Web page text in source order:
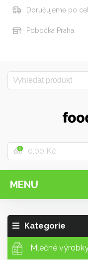
Doručujeme po
Pobočka Praha
0 0,00 Kč
MENU
Kategorie
Mléčné